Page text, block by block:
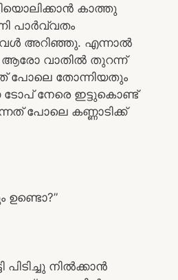
കാത്തു
പാർവ്വതം
അറിഞ്ഞു. എന്നാൽ
ആരോ വാതിൽ തുറന്ന്
പോലെ തോന്നിയതും
നേരെ ഇട്ടുകൊണ്ട്
പോലെ കണ്ണാടിക്ക്
ഉണ്ടൊ?”
പിടിച്ചു നിൽക്കാൻ